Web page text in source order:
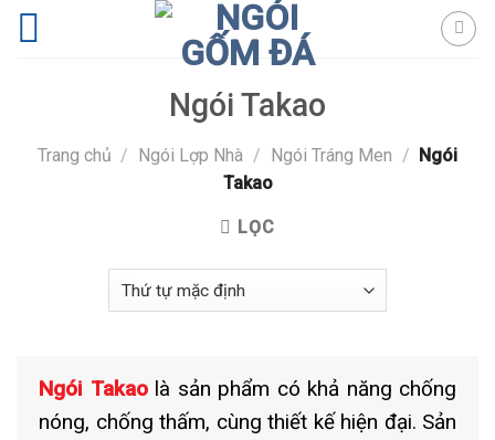
Skip
Ngói Takao
Trang chủ / Ngói Lợp Nhà / Ngói Tráng Men /
Ngói
Takao
LỌC
Ngói Takaolà sản phẩm có khả năng chống
nóng, chống thấm, cùng thiết kế hiện đại. Sản